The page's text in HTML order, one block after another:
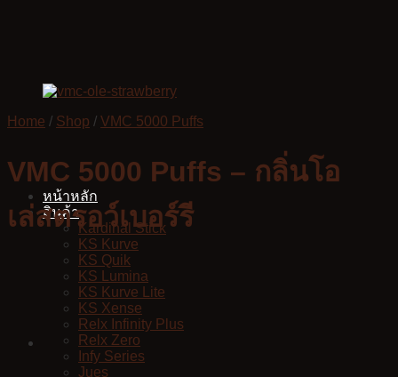
หน้าหลัก
สินค้า
Kardinal Stick
KS Kurve
KS Quik
KS Lumina
KS Kurve Lite
KS Xense
Relx Infinity Plus
Relx Zero
Infy Series
Jues
Home / Shop / VMC 5000 Puffs
VMC 5000 Puffs – กลิ่นโอ
เล่สตรอว์เบอร์รี